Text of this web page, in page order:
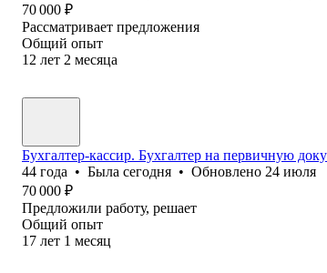
70 000 ₽
Рассматривает предложения
Общий опыт
12 лет 2 месяца
Бухгалтер-кассир. Бухгалтер на первичную
44 года • Была сегодня • Обновлено 24 июля
70 000 ₽
Предложили работу, решает
Общий опыт
17 лет 1 месяц